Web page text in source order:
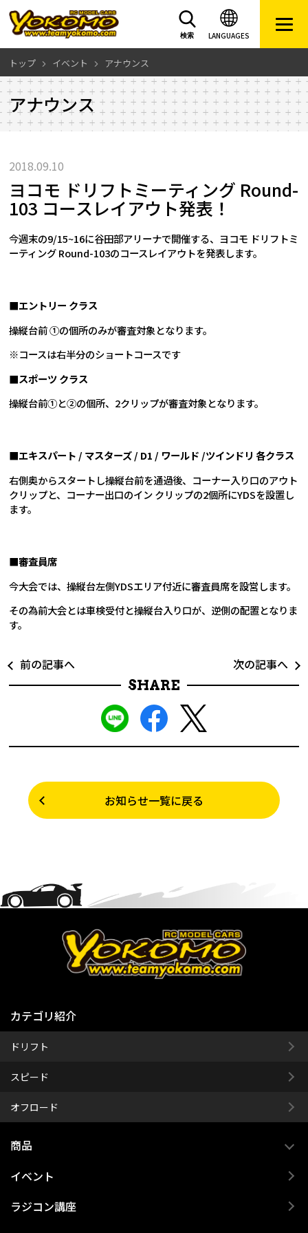
LANGUAGES
検索
トップ イベント アナウンス
アナウンス
2018.09.10
ヨコモ ドリフトミーティング Round-
103 コースレイアウト発表！
今週末の9/15~16に谷田部アリーナで開催する、ヨコモ ドリフトミ
ーティング Round-103のコースレイアウトを発表します。
■エントリー クラス
操縦台前 ①の個所のみが審査対象となります。
※コースは右半分のショートコースです
■スポーツ クラス
操縦台前①と②の個所、2クリップが審査対象となります。
■エキスパート / マスターズ / D1 / ワールド /ツインドリ 各クラス
右側奥からスタートし操縦台前を通過後、コーナー入り口のアウト
クリップと、コーナー出口のイン クリップの2個所にYDSを設置し
ます。
■審査員席
今大会では、操縦台左側YDSエリア付近に審査員席を設営します。
その為前大会とは車検受付と操縦台入り口が、逆側の配置となりま
す。
前の記事へ
次の記事へ
SHARE
お知らせ一覧に戻る
カテゴリ紹介
ドリフト
スピード
オフロード
商品
イベント
ラジコン講座